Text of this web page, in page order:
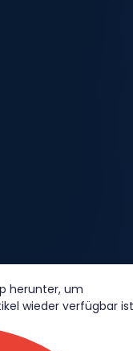
herunter, um
wieder verfügbar